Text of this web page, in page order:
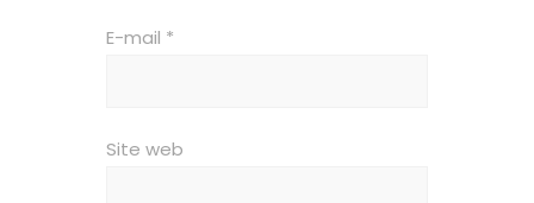
E-mail *
Site web